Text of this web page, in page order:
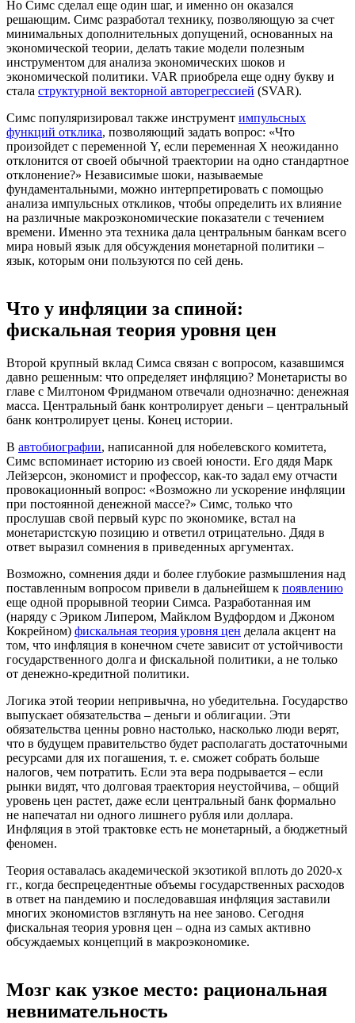
Но Симс сделал еще один шаг, и именно он оказался
решающим. Симс разработал технику, позволяющую за счет
минимальных дополнительных допущений, основанных на
экономической теории, делать такие модели полезным
инструментом для анализа экономических шоков и
экономической политики. VAR приобрела еще одну букву и
стала структурной векторной авторегрессией (SVAR).
Симс популяризировал также инструмент импульсных
функций отклика, позволяющий задать вопрос: «Что
произойдет с переменной Y, если переменная X неожиданно
отклонится от своей обычной траектории на одно стандартное
отклонение?» Независимые шоки, называемые
фундаментальными, можно интерпретировать с помощью
анализа импульсных откликов, чтобы определить их влияние
на различные макроэкономические показатели с течением
времени. Именно эта техника дала центральным банкам всего
мира новый язык для обсуждения монетарной политики –
язык, которым они пользуются по сей день.
Что у инфляции за спиной:
фискальная теория уровня цен
Второй крупный вклад Симса связан с вопросом, казавшимся
давно решенным: что определяет инфляцию? Монетаристы во
главе с Милтоном Фридманом отвечали однозначно: денежная
масса. Центральный банк контролирует деньги – центральный
банк контролирует цены. Конец истории.
В автобиографии, написанной для нобелевского комитета,
Симс вспоминает историю из своей юности. Его дядя Марк
Лейзерсон, экономист и профессор, как-то задал ему отчасти
провокационный вопрос: «Возможно ли ускорение инфляции
при постоянной денежной массе?» Симс, только что
прослушав свой первый курс по экономике, встал на
монетаристскую позицию и ответил отрицательно. Дядя в
ответ выразил сомнения в приведенных аргументах.
Возможно, сомнения дяди и более глубокие размышления над
поставленным вопросом привели в дальнейшем к появлению
еще одной прорывной теории Симса. Разработанная им
(наряду с Эриком Липером, Майклом Вудфордом и Джоном
Кокрейном) фискальная теория уровня цен делала акцент на
том, что инфляция в конечном счете зависит от устойчивости
государственного долга и фискальной политики, а не только
от денежно-кредитной политики.
Логика этой теории непривычна, но убедительна. Государство
выпускает обязательства – деньги и облигации. Эти
обязательства ценны ровно настолько, насколько люди верят,
что в будущем правительство будет располагать достаточными
ресурсами для их погашения, т. е. сможет собрать больше
налогов, чем потратить. Если эта вера подрывается – если
рынки видят, что долговая траектория неустойчива, – общий
уровень цен растет, даже если центральный банк формально
не напечатал ни одного лишнего рубля или доллара.
Инфляция в этой трактовке есть не монетарный, а бюджетный
феномен.
Теория оставалась академической экзотикой вплоть до 2020-х
гг., когда беспрецедентные объемы государственных расходов
в ответ на пандемию и последовавшая инфляция заставили
многих экономистов взглянуть на нее заново. Сегодня
фискальная теория уровня цен – одна из самых активно
обсуждаемых концепций в макроэкономике.
Мозг как узкое место: рациональная
невнимательность